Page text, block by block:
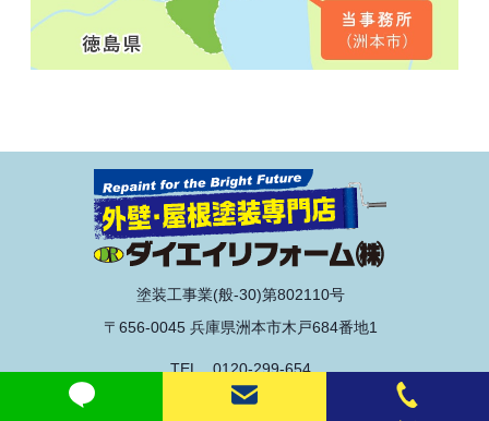
塗装工事業(般-30)第802110号
〒656-0045 兵庫県洲本市木戸684番地1
TEL 0120-299-654